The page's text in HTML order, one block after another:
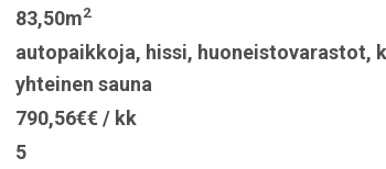
83,50m2
autopaikkoja, hissi, huoneistovarastot,
yhteinen sauna
790,56€€ / kk
5